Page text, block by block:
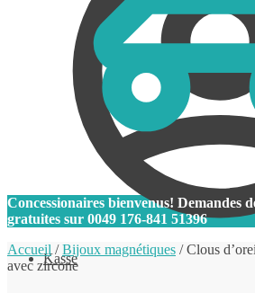
Kasse
Concessionaires bienvenus! Demandes
gratuites sur 0049 176-841 51396
Accueil /Bijoux magnétiques /Clous
avec zircone